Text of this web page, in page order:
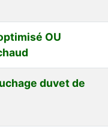
OU
duvet de